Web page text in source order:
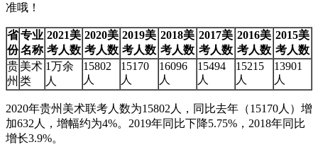
准哦！
省
份
专业
名称
2021美
考人数
2020美
考人数
2019美
考人数
2018美
考人数
2017美
考人数
2016美
考人数
2015美
考人数
贵
州
美术
类
1万余
人
15802
人
15170
人
16096
人
15494
人
15215
人
13901
人
2020年贵州美术联考人数为15802人，同比去年（15170人）增
加632人，增幅约为4%。2019年同比下降5.75%，2018年同比
增长3.9%。